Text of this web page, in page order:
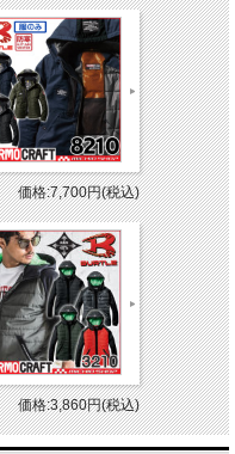
価格:7,700円(税込)
価格:3,860円(税込)